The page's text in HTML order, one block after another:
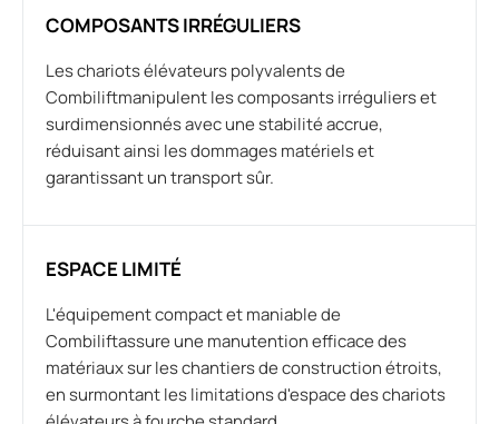
COMPOSANTS IRRÉGULIERS
Les chariots élévateurs polyvalents de
Combiliftmanipulent les composants irréguliers et
surdimensionnés avec une stabilité accrue,
réduisant ainsi les dommages matériels et
garantissant un transport sûr.
ESPACE LIMITÉ
L'équipement compact et maniable de
Combiliftassure une manutention efficace des
matériaux sur les chantiers de construction étroits,
en surmontant les limitations d'espace des chariots